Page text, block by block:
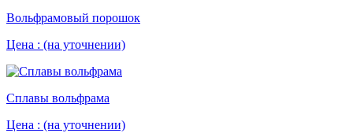
Вольфрамовый порошок
Цена : (на уточнении)
Сплавы вольфрама
Цена : (на уточнении)